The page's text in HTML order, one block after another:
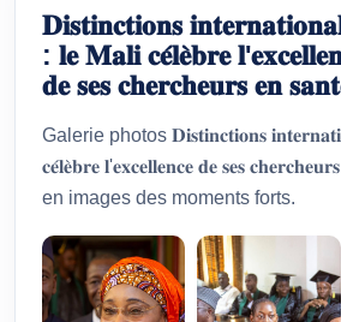
𝐃𝐢𝐬𝐭𝐢𝐧𝐜𝐭𝐢𝐨𝐧𝐬
: 𝐥𝐞 𝐌𝐚𝐥𝐢 𝐜𝐞́𝐥𝐞̀𝐛𝐫𝐞
𝐝𝐞 𝐬𝐞𝐬 𝐜𝐡𝐞𝐫𝐜𝐡𝐞𝐮𝐫𝐬 𝐞𝐧
Galerie photos 𝐃𝐢𝐬𝐭𝐢𝐧𝐜𝐭𝐢𝐨𝐧𝐬
𝐜𝐞́𝐥𝐞̀𝐛𝐫𝐞 𝐥'𝐞𝐱𝐜𝐞𝐥𝐥𝐞𝐧𝐜𝐞 𝐝𝐞 𝐬𝐞𝐬
en images des moments forts.